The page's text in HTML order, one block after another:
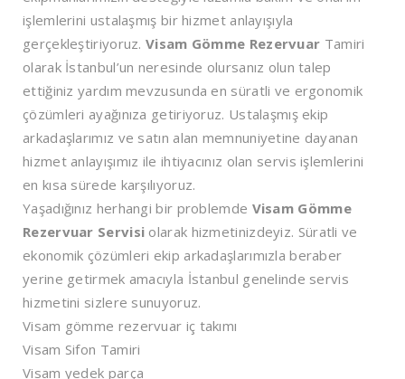
işlemlerini ustalaşmış bir hizmet anlayışıyla
gerçekleştiriyoruz. Visam Gömme Rezervuar Tamiri
olarak İstanbul’un neresinde olursanız olun talep
ettiğiniz yardım mevzusunda en süratli ve ergonomik
çözümleri ayağınıza getiriyoruz. Ustalaşmış ekip
arkadaşlarımız ve satın alan memnuniyetine dayanan
hizmet anlayışımız ile ihtiyacınız olan servis işlemlerini
en kısa sürede karşılıyoruz.
Yaşadığınız herhangi bir problemde Visam Gömme
Rezervuar Servisi olarak hizmetinizdeyiz. Süratli ve
ekonomik çözümleri ekip arkadaşlarımızla beraber
yerine getirmek amacıyla İstanbul genelinde servis
hizmetini sizlere sunuyoruz.
Visam gömme rezervuar iç takımı
Visam Sifon Tamiri
Visam yedek parça